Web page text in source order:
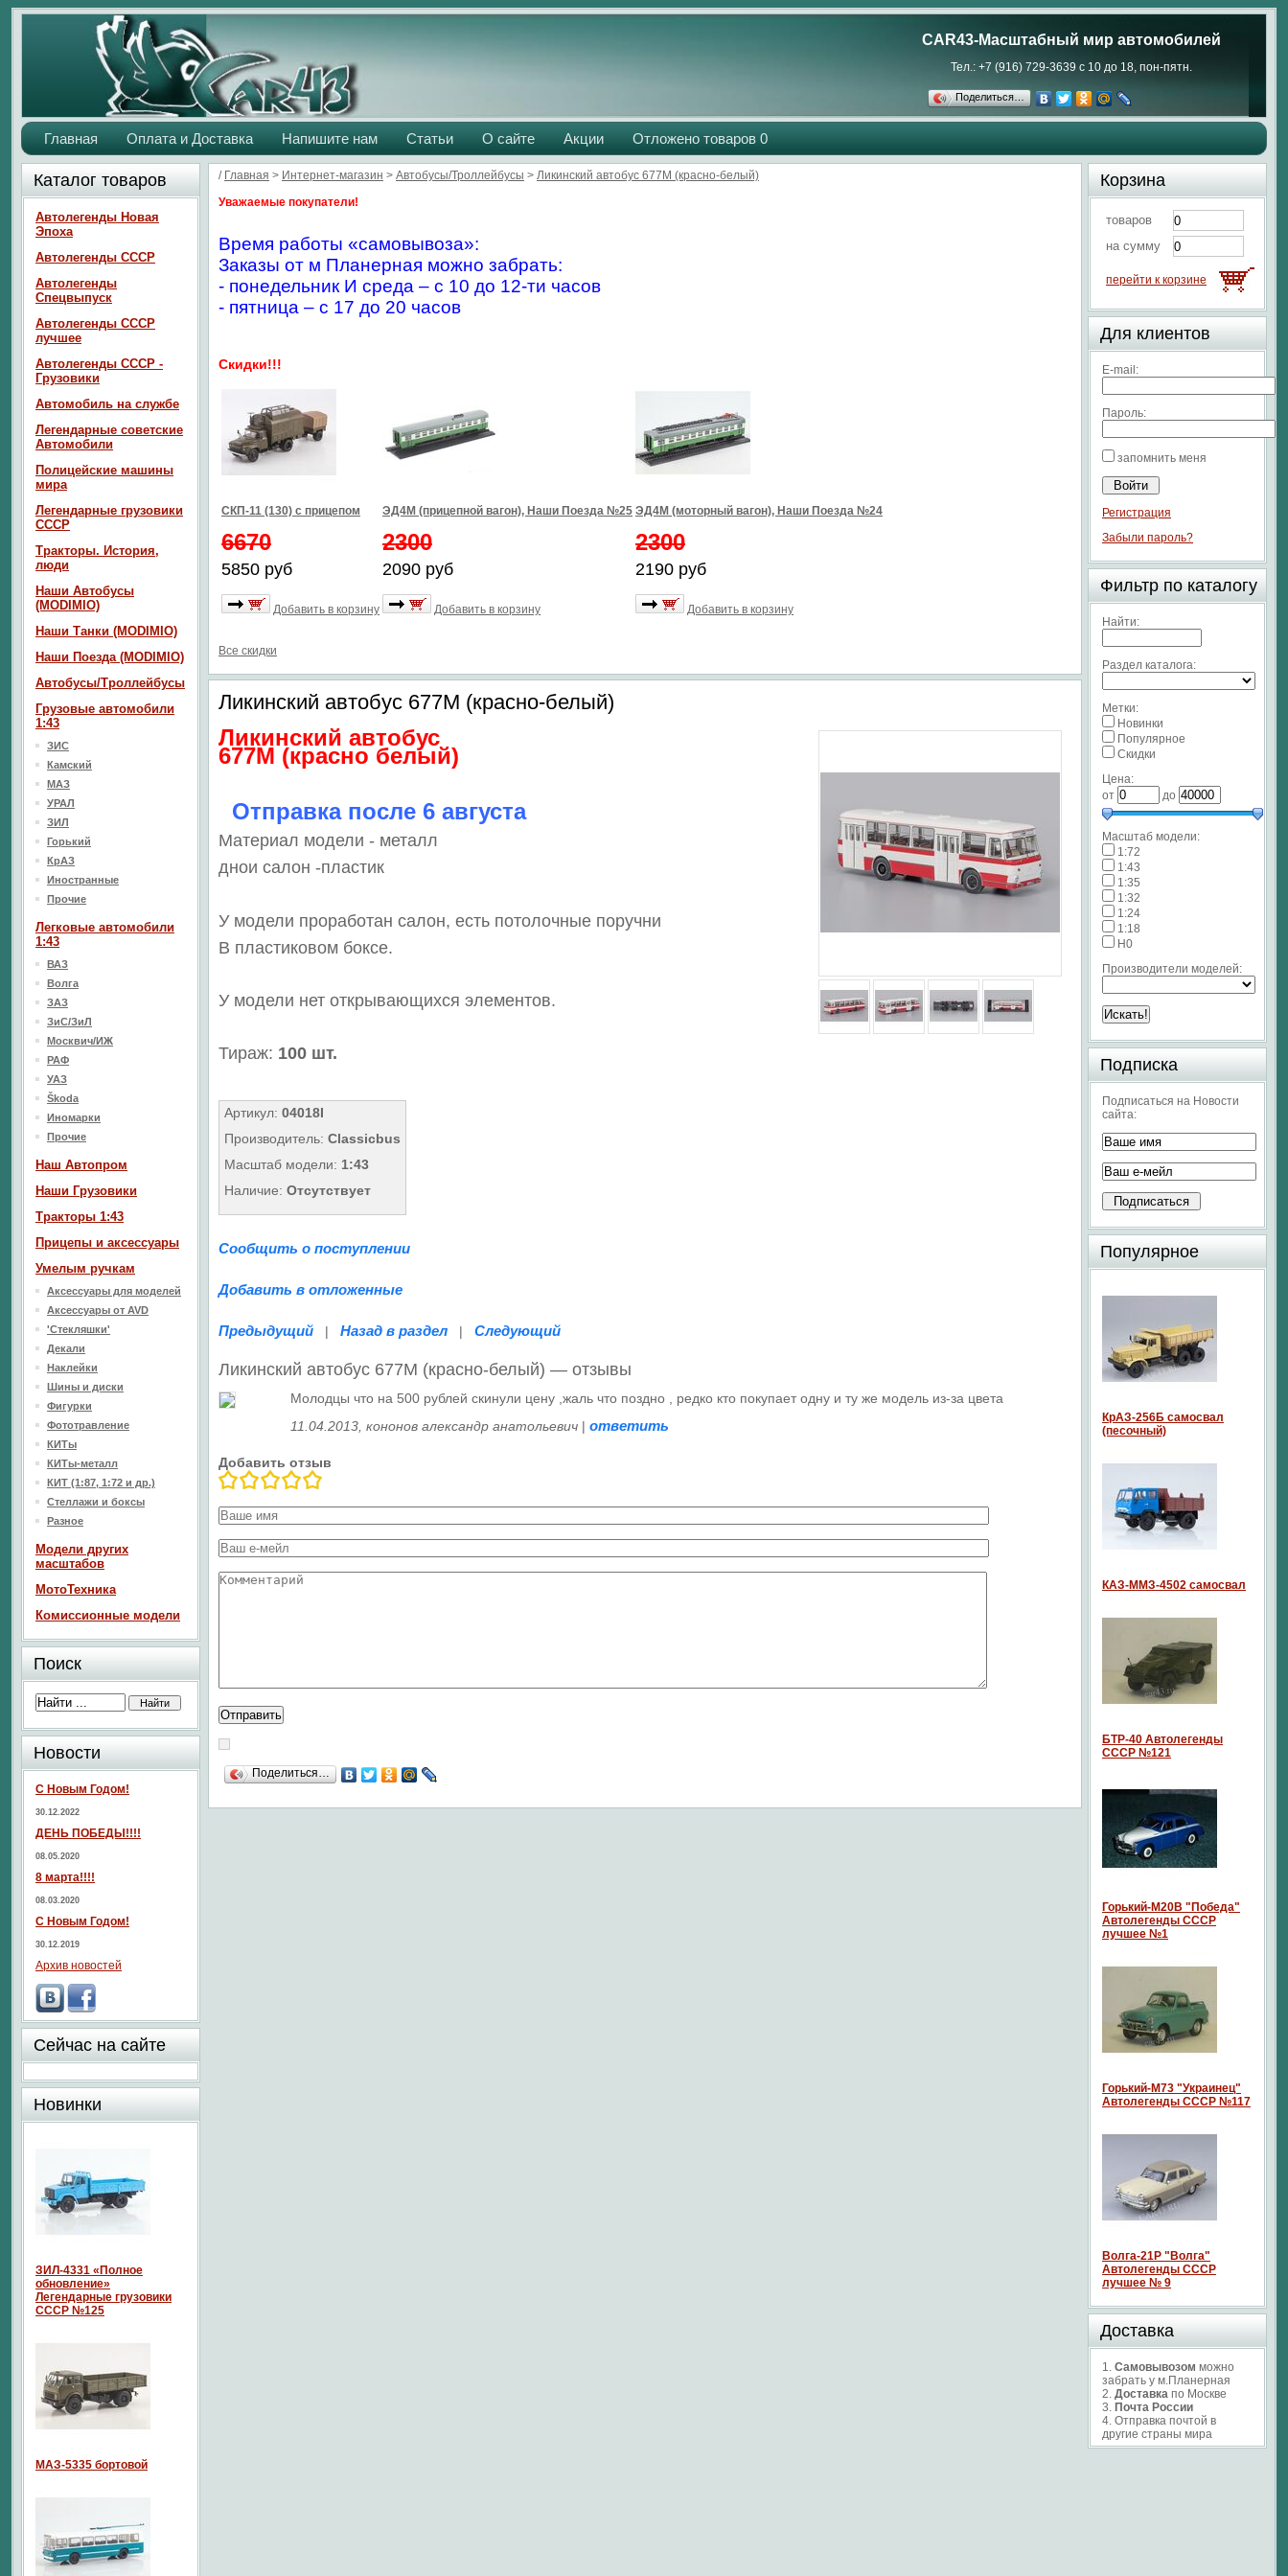
CAR43-Масштабный мир автомобилей
Тел.: +7 (916) 729-3639 с 10 до 18, пон-пятн.
Поделиться…
Главная Оплата и Доставка Напишите нам Статьи О сайте Акции Отложено товаров 0
/ Главная > Интернет-магазин > Автобусы/Троллейбусы > Ликинский автобус 677М (красно-белый)
Уважаемые покупатели!
Время работы «самовывоза»:
Заказы от м Планерная можно забрать:
- понедельник И среда – с 10 до 12-ти часов
- пятница – с 17 до 20 часов
Скидки!!!
СКП-11 (130) с прицепом
6670
5850 руб
Добавить в корзину
ЭД4М (прицепной вагон), Наши Поезда №25
2300
2090 руб
Добавить в корзину
ЭД4М (моторный вагон), Наши Поезда №24
2300
2190 руб
Добавить в корзину
Все скидки
Ликинский автобус 677М (красно-белый)
Ликинский автобус
677М (красно белый)
Отправка после 6 августа
Материал модели - металл
днои салон -пластик
У модели проработан салон, есть потолочные поручни
В пластиковом боксе.
У модели нет открывающихся элементов.
Тираж: 100 шт.
Артикул: 04018I
Производитель: Classicbus
Масштаб модели: 1:43
Наличие: Отсутствует
Сообщить о поступлении
Добавить в отложенные
Предыдущий | Назад в раздел | Следующий
Ликинский автобус 677М (красно-белый) — отзывы
Молодцы что на 500 рублей скинули цену ,жаль что поздно , редко кто покупает одну и ту же модель из-за цвета
11.04.2013 , кононов александр анатольевич | ответить
Добавить отзыв
Поделиться…
Каталог товаров
Автолегенды Новая
Эпоха
Автолегенды СССР
Автолегенды
Спецвыпуск
Автолегенды СССР
лучшее
Автолегенды СССР -
Грузовики
Автомобиль на службе
Легендарные советские
Автомобили
Полицейские машины
мира
Легендарные грузовики
СССР
Тракторы. История,
люди
Наши Автобусы
(MODIMIO)
Наши Танки (MODIMIO)
Наши Поезда (MODIMIO)
Автобусы/Троллейбусы
Грузовые автомобили
1:43
ЗИС
Камский
МАЗ
УРАЛ
ЗИЛ
Горький
КрАЗ
Иностранные
Прочие
Легковые автомобили
1:43
ВАЗ
Волга
ЗАЗ
ЗиС/ЗиЛ
Москвич/ИЖ
РАФ
УАЗ
Škoda
Иномарки
Прочие
Наш Aвтопром
Наши Грузовики
Тракторы 1:43
Прицепы и аксессуары
Умелым ручкам
Аксессуары для моделей
Аксессуары от AVD
'Стекляшки'
Декали
Наклейки
Шины и диски
Фигурки
Фототравление
КИТы
КИТы-металл
КИТ (1:87, 1:72 и др.)
Стеллажи и боксы
Разное
Модели других
масштабов
МотоТехника
Комиссионные модели
Поиск
Новости
С Новым Годом!
30.12.2022
ДЕНЬ ПОБЕДЫ!!!!
08.05.2020
8 марта!!!!
08.03.2020
С Новым Годом!
30.12.2019
Архив новостей
Сейчас на сайте
Новинки
ЗИЛ-4331 «Полное
обновление»
Легендарные грузовики
СССР №125
МАЗ-5335 бортовой
Корзина
товаров
на сумму
перейти к корзине
Для клиентов
E-mail:
Пароль:
запомнить меня
Регистрация
Забыли пароль?
Фильтр по каталогу
Найти:
Раздел каталога:
Метки:
Новинки
Популярное
Скидки
Цена:
от
до
Масштаб модели:
1:72
1:43
1:35
1:32
1:24
1:18
H0
Производители моделей:
Подписка
Подписаться на Новости
сайта:
Популярное
КрАЗ-256Б самосвал
(песочный)
КАЗ-ММЗ-4502 самосвал
БТР-40 Автолегенды
СССР №121
Горький-М20В "Победа"
Автолегенды СССР
лучшее №1
Горький-М73 "Украинец"
Автолегенды СССР №117
Волга-21P "Волга"
Автолегенды СССР
лучшее № 9
Доставка
1. Самовывозом можно
забрать у м.Планерная
2. Доставка по Москве
3. Почта России
4. Отправка почтой в
другие страны мира